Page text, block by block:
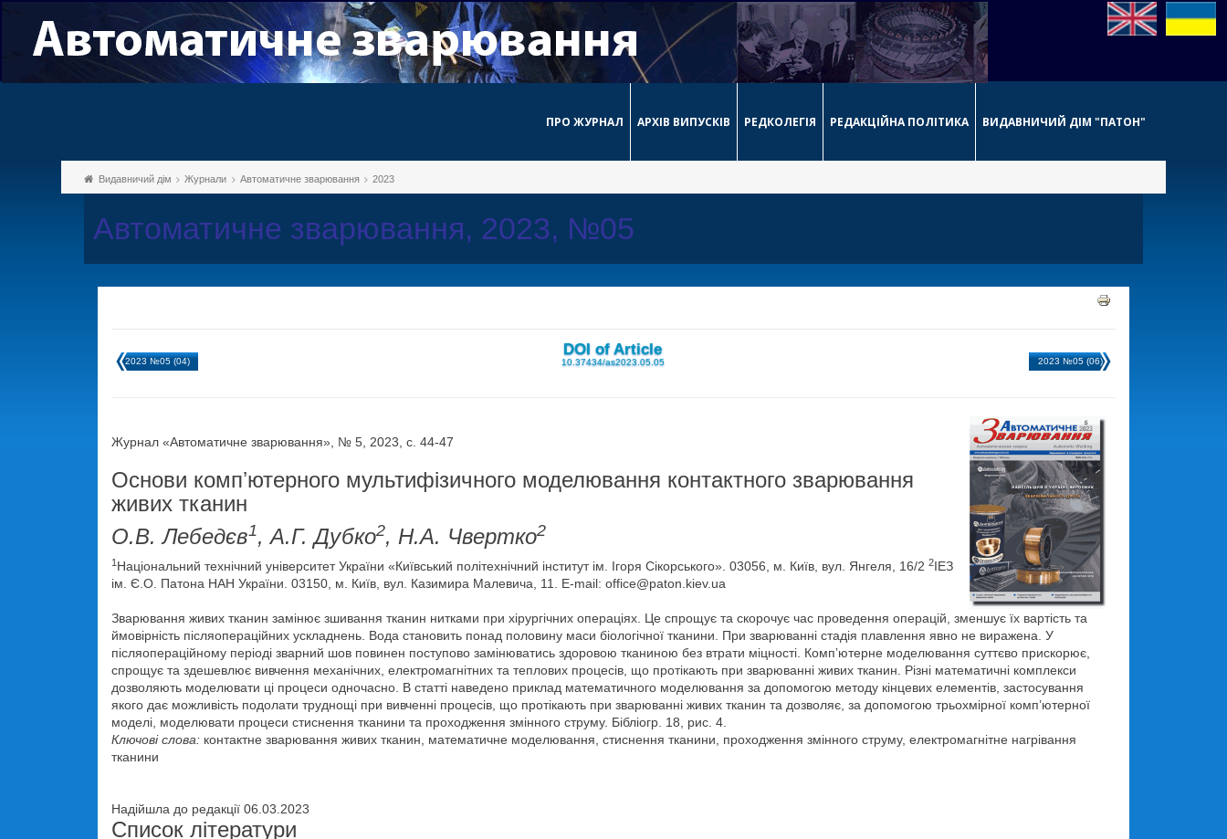
ПРО ЖУРНАЛ АРХІВ ВИПУСКІВ РЕДКОЛЕГІЯ РЕДАКЦІЙНА ПОЛІТИКА ВИДАВНИЧИЙ ДІМ "ПАТОН"
Видавничий дім Журнали Автоматичне зварювання 2023
Автоматичне зварювання, 2023, №05
2023 №05 (04)
DOI of Article
10.37434/as2023.05.05 2023 №05 (06)
Журнал «Автоматичне зварювання», № 5, 2023, с. 44-47
Основи компʼютерного мультифізичного моделювання контактного зварювання
живих тканин
О.В. Лебедєв1, А.Г. Дубко2, Н.А. Чвертко2
1 Національний технічний університет України «Київський політехнічний інститут ім. Ігоря Сікорського». 03056, м. Київ, вул. Янгеля, 16/2 2ІЕЗ
ім. Є.О. Патона НАН України. 03150, м. Київ, вул. Казимира Малевича, 11. E-mail: office@paton.kiev.ua
Зварювання живих тканин замінює зшивання тканин нитками при хірургічних операціях. Це спрощує та скорочує час проведення операцій, зменшує їх вартість та
ймовірність післяопераційних ускладнень. Вода становить понад половину маси біологічної тканини. При зварюванні стадія плавлення явно не виражена. У
післяопераційному періоді зварний шов повинен поступово замінюватись здоровою тканиною без втрати міцності. Компʼютерне моделювання суттєво прискорює,
спрощує та здешевлює вивчення механічних, електромагнітних та теплових процесів, що протікають при зварюванні живих тканин. Різні математичні комплекси
дозволяють моделювати ці процеси одночасно. В статті наведено приклад математичного моделювання за допомогою методу кінцевих елементів, застосування
якого дає можливість подолати труднощі при вивченні процесів, що протікають при зварюванні живих тканин та дозволяє, за допомогою трьохмірної комп’ютерної
моделі, моделювати процеси стиснення тканини та проходження змінного струму. Бібліогр. 18, рис. 4.
Ключові слова: контактне зварювання живих тканин, математичне моделювання, стиснення тканини, проходження змінного струму, електромагнітне нагрівання
тканини
Надійшла до редакції 06.03.2023
Список літератури